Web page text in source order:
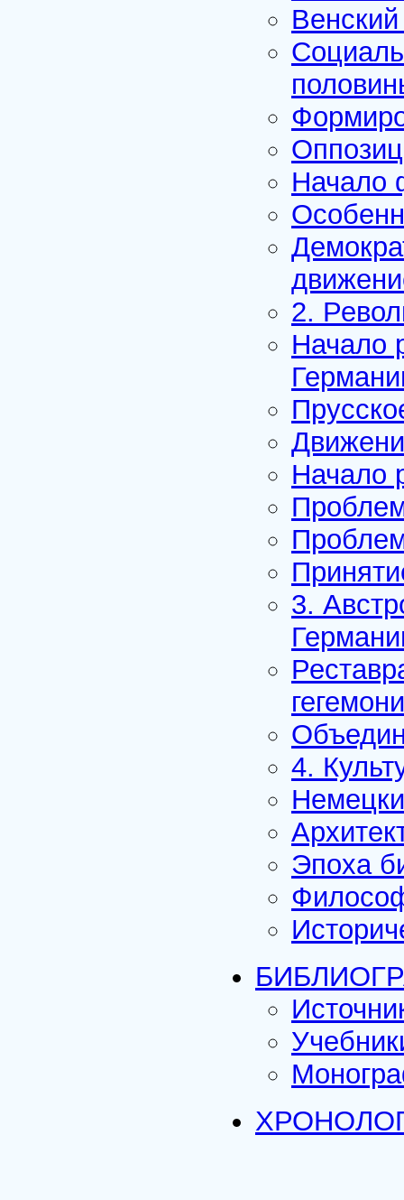
Начало
2.
Начало
Начало
3.
4.
Эпоха